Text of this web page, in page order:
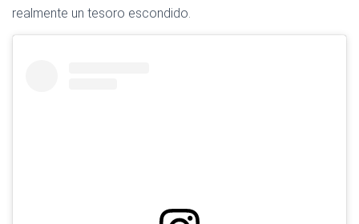
realmente un tesoro escondido.